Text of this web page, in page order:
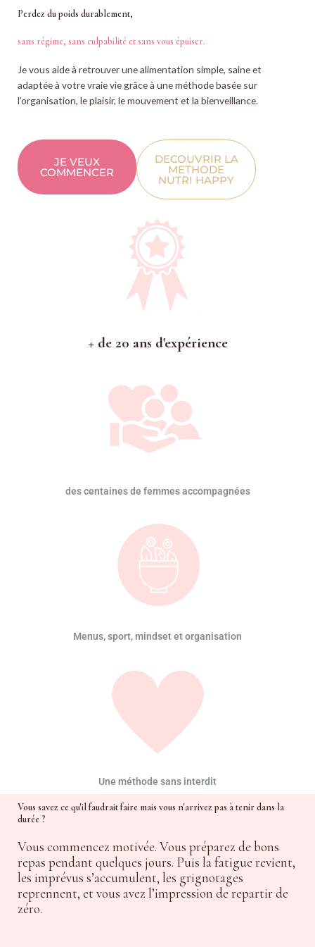
Perdez du poids durablement,
sans régime, sans culpabilité et sans vous épuiser.
Je vous aide à retrouver une alimentation simple, saine et
adaptée à votre vraie vie grâce à une méthode basée sur
l’organisation, le plaisir, le mouvement et la bienveillance.
JE VEUX
COMMENCER
DECOUVRIR LA
METHODE
NUTRI HAPPY
+ de 20 ans d'expérience
des centaines de femmes accompagnées
Menus, sport, mindset et organisation
Une méthode sans interdit
Vous savez ce qu'il faudrait faire mais vous n'arrivez pas à tenir dans la
durée ?
Vous commencez motivée. Vous préparez de bons
repas pendant quelques jours. Puis la fatigue revient,
les imprévus s’accumulent, les grignotages
reprennent, et vous avez l’impression de repartir de
zéro.